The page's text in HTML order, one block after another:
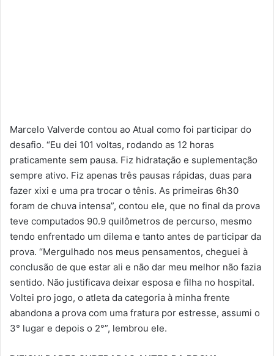
Marcelo Valverde contou ao Atual como foi participar do
desafio. “Eu dei 101 voltas, rodando as 12 horas
praticamente sem pausa. Fiz hidratação e suplementação
sempre ativo. Fiz apenas três pausas rápidas, duas para
fazer xixi e uma pra trocar o tênis. As primeiras 6h30
foram de chuva intensa”, contou ele, que no final da prova
teve computados 90.9 quilômetros de percurso, mesmo
tendo enfrentado um dilema e tanto antes de participar da
prova. “Mergulhado nos meus pensamentos, cheguei à
conclusão de que estar ali e não dar meu melhor não fazia
sentido. Não justificava deixar esposa e filha no hospital.
Voltei pro jogo, o atleta da categoria à minha frente
abandona a prova com uma fratura por estresse, assumi o
3° lugar e depois o 2°”, lembrou ele.